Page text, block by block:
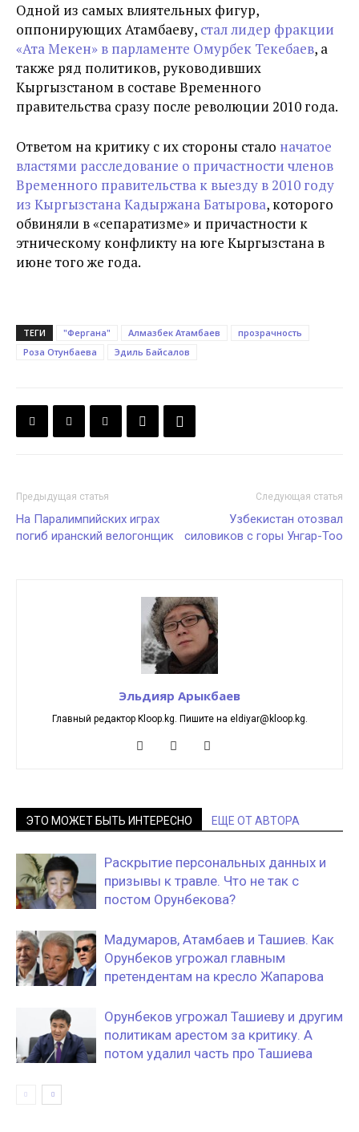
Одной из самых влиятельных фигур,
оппонирующих Атамбаеву, стал лидер фракции
«Ата Мекен» в парламенте Омурбек Текебаев, а
также ряд политиков, руководивших
Кыргызстаном в составе Временного
правительства сразу после революции 2010 года.
Ответом на критику с их стороны стало начатое
властями расследование о причастности членов
Временного правительства к выезду в 2010 году
из Кыргызстана Кадыржана Батырова, которого
обвиняли в «сепаратизме» и причастности к
этническому конфликту на юге Кыргызстана в
июне того же года.
ТЕГИ "Фергана" Алмазбек Атамбаев
прозрачность
Роза Отунбаева
Эдиль Байсалов
Предыдущая статья
На Паралимпийских играх
погиб иранский велогонщик
Следующая статья
Узбекистан отозвал
силовиков с горы Унгар-Тоо
Эльдияр Арыкбаев
Главный редактор Kloop.kg. Пишите на eldiyar@kloop.kg.
ЭТО МОЖЕТ БЫТЬ ИНТЕРЕСНО ЕЩЕ ОТ АВТОРА
Раскрытие персональных данных и
призывы к травле. Что не так с
постом Орунбекова?
Мадумаров, Атамбаев и Ташиев. Как
Орунбеков угрожал главным
претендентам на кресло Жапарова
Орунбеков угрожал Ташиеву и другим
политикам арестом за критику. А
потом удалил часть про Ташиева